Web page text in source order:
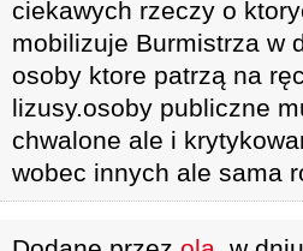
ciekawych rzeczy o
mobilizuje Burmistrza w
osoby ktore patrzą na
lizusy.osoby publiczne
chwalone ale i
wobec innych ale sama